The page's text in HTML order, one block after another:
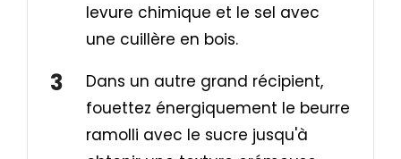
levure chimique et le sel avec
une cuillère en bois.
Dans un autre grand récipient,
fouettez énergiquement le beurre
ramolli avec le sucre jusqu'à